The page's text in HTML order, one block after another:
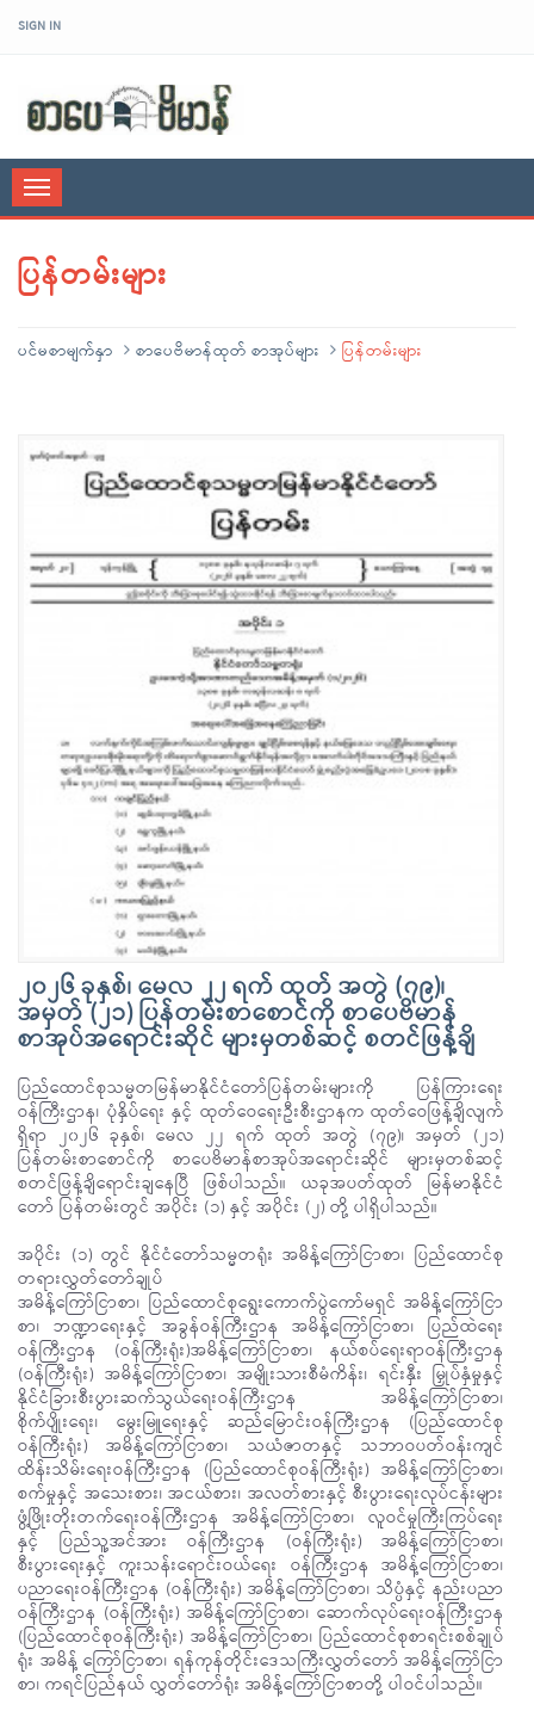
SIGN IN
Toggle
navigation
ပြန်တမ်းများ
ပင်မစာမျက်နှာ စာပေဗိမာန်ထုတ် စာအုပ်များ ပြန်တမ်းများ
၂၀၂၆ ခုနှစ်၊ မေလ ၂၂ ရက် ထုတ် အတွဲ (၇၉)၊
အမှတ် (၂၁) ပြန်တမ်းစာစောင်ကို စာပေဗိမာန်
စာအုပ်အရောင်းဆိုင် များမှတစ်ဆင့် စတင်ဖြန့်ချိ
ပြည်ထောင်စုသမ္မတမြန်မာနိုင်ငံတော်ပြန်တမ်းများကို ပြန်ကြားရေး
ဝန်ကြီးဌာန၊ ပုံနှိပ်ရေး နှင့် ထုတ်ဝေရေးဦးစီးဌာနက ထုတ်ဝေဖြန့်ချိလျက်
ရှိရာ ၂၀၂၆ ခုနှစ်၊ မေလ ၂၂ ရက် ထုတ် အတွဲ (၇၉)၊ အမှတ် (၂၁)
ပြန်တမ်းစာစောင်ကို စာပေဗိမာန်စာအုပ်အရောင်းဆိုင် များမှတစ်ဆင့်
စတင်ဖြန့်ချိရောင်းချနေပြီ ဖြစ်ပါသည်။ ယခုအပတ်ထုတ် မြန်မာနိုင်ငံ
တော် ပြန်တမ်းတွင် အပိုင်း (၁) နှင့် အပိုင်း (၂) တို့ ပါရှိပါသည်။
အပိုင်း (၁) တွင် နိုင်ငံတော်သမ္မတရုံး အမိန့်ကြော်ငြာစာ၊ ပြည်ထောင်စု
တရားလွှတ်တော်ချုပ်
အမိန့်ကြော်ငြာစာ၊ ပြည်ထောင်စုရွေးကောက်ပွဲကော်မရှင် အမိန့်ကြော်ငြာ
စာ၊ ဘဏ္ဍာရေးနှင့် အခွန်ဝန်ကြီးဌာန အမိန့်ကြော်ငြာစာ၊ ပြည်ထဲရေး
ဝန်ကြီးဌာန (ဝန်ကြီးရုံး)အမိန့်ကြော်ငြာစာ၊ နယ်စပ်ရေးရာဝန်ကြီးဌာန
(ဝန်ကြီးရုံး) အမိန့်ကြော်ငြာစာ၊ အမျိုးသားစီမံကိန်း၊ ရင်းနှီး မြှုပ်နှံမှုနှင့်
နိုင်ငံခြားစီးပွားဆက်သွယ်ရေးဝန်ကြီးဌာန အမိန့်ကြော်ငြာစာ၊
စိုက်ပျိုးရေး၊ မွေးမြူရေးနှင့် ဆည်မြောင်းဝန်ကြီးဌာန (ပြည်ထောင်စု
ဝန်ကြီးရုံး) အမိန့်ကြော်ငြာစာ၊ သယံဇာတနှင့် သဘာဝပတ်ဝန်းကျင်
ထိန်းသိမ်းရေးဝန်ကြီးဌာန (ပြည်ထောင်စုဝန်ကြီးရုံး) အမိန့်ကြော်ငြာစာ၊
စက်မှုနှင့် အသေးစား၊ အငယ်စား၊ အလတ်စားနှင့် စီးပွားရေးလုပ်ငန်းများ
ဖွံ့ဖြိုးတိုးတက်ရေးဝန်ကြီးဌာန အမိန့်ကြော်ငြာစာ၊ လူဝင်မှုကြီးကြပ်ရေး
နှင့် ပြည်သူ့အင်အား ဝန်ကြီးဌာန (ဝန်ကြီးရုံး) အမိန့်ကြော်ငြာစာ၊
စီးပွားရေးနှင့် ကူးသန်းရောင်းဝယ်ရေး ဝန်ကြီးဌာန အမိန့်ကြော်ငြာစာ၊
ပညာရေးဝန်ကြီးဌာန (ဝန်ကြီးရုံး) အမိန့်ကြော်ငြာစာ၊ သိပ္ပံနှင့် နည်းပညာ
ဝန်ကြီးဌာန (ဝန်ကြီးရုံး) အမိန့်ကြော်ငြာစာ၊ ဆောက်လုပ်ရေးဝန်ကြီးဌာန
(ပြည်ထောင်စုဝန်ကြီးရုံး) အမိန့်ကြော်ငြာစာ၊ ပြည်ထောင်စုစာရင်းစစ်ချုပ်
ရုံး အမိန့် ကြော်ငြာစာ၊ ရန်ကုန်တိုင်းဒေသကြီးလွှတ်တော် အမိန့်ကြော်ငြာ
စာ၊ ကရင်ပြည်နယ် လွှတ်တော်ရုံး အမိန့်ကြော်ငြာစာတို့ ပါဝင်ပါသည်။